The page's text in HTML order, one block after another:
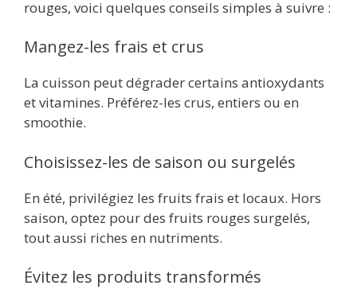
rouges, voici quelques conseils simples à suivre :
Mangez-les frais et crus
La cuisson peut dégrader certains antioxydants
et vitamines. Préférez-les crus, entiers ou en
smoothie.
Choisissez-les de saison ou surgelés
En été, privilégiez les fruits frais et locaux. Hors
saison, optez pour des fruits rouges surgelés,
tout aussi riches en nutriments.
Évitez les produits transformés